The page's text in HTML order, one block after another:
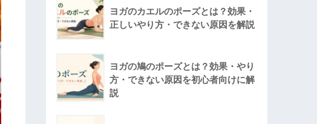
ヨガのカエルのポーズとは？効果・
正しいやり方・できない原因を解説
ヨガの鳩のポーズとは？効果・やり
方・できない原因を初心者向けに解
説